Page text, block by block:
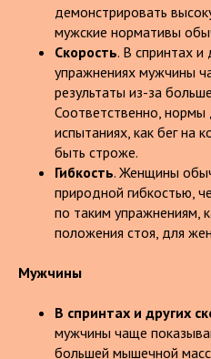
демонстрировать
мужские нормативы
Скорость. В спринтах и
упражнениях мужчины
результаты из-за
Соответственно, нормы
испытаниях, как бег на
быть строже.
Гибкость. Женщины
природной гибкостью,
по таким упражнениям,
положения стоя, для
Мужчины
В спринтах и других
мужчины чаще
большей мышечной